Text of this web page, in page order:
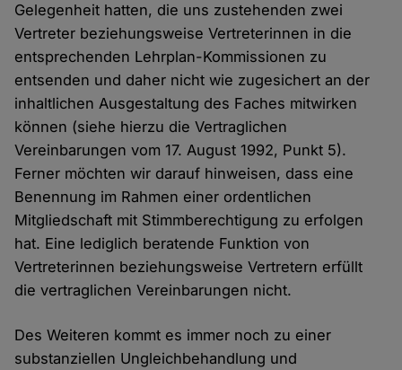
Gelegenheit hatten, die uns zustehenden zwei
Vertreter beziehungsweise Vertreterinnen in die
entsprechenden Lehrplan-Kommissionen zu
entsenden und daher nicht wie zugesichert an der
inhaltlichen Ausgestaltung des Faches mitwirken
können (siehe hierzu die Vertraglichen
Vereinbarungen vom 17. August 1992, Punkt 5).
Ferner möchten wir darauf hinweisen, dass eine
Benennung im Rahmen einer ordentlichen
Mitgliedschaft mit Stimmberechtigung zu erfolgen
hat. Eine lediglich beratende Funktion von
Vertreterinnen beziehungsweise Vertretern erfüllt
die vertraglichen Vereinbarungen nicht.
Des Weiteren kommt es immer noch zu einer
substanziellen Ungleichbehandlung und